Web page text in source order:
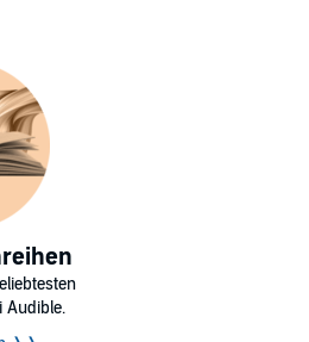
Audible.